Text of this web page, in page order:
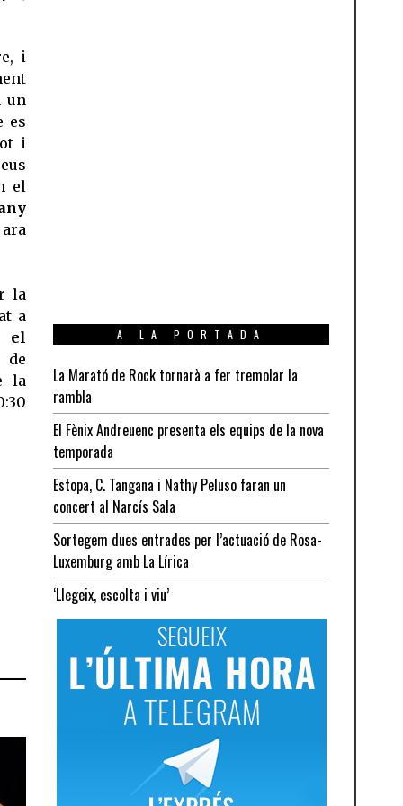
i
un
es
i
el
la
a
el
de
la
A LA PORTADA
La Marató de Rock tornarà a fer tremolar la
rambla
El Fènix Andreuenc presenta els equips de la nova
temporada
Estopa, C. Tangana i Nathy Peluso faran un
concert al Narcís Sala
Sortegem dues entrades per l’actuació de Rosa-
Luxemburg amb La Lírica
‘Llegeix, escolta i viu’